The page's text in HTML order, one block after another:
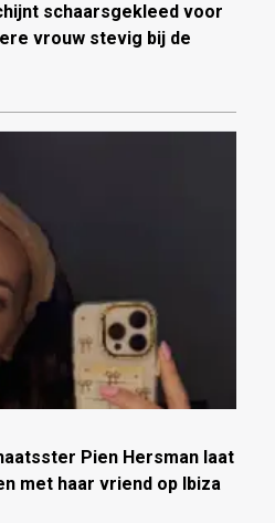
schaarsgekleed voor
vrouw stevig bij de
Pien Hersman laat
met haar vriend op Ibiza